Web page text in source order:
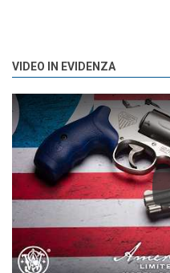
VIDEO IN EVIDENZA